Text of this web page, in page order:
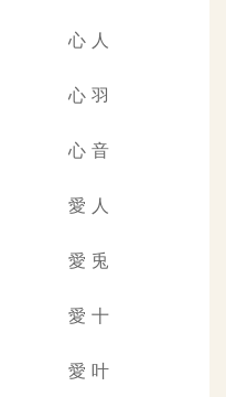
心 人
心 羽
心 音
愛 人
愛 兎
愛 十
愛 叶